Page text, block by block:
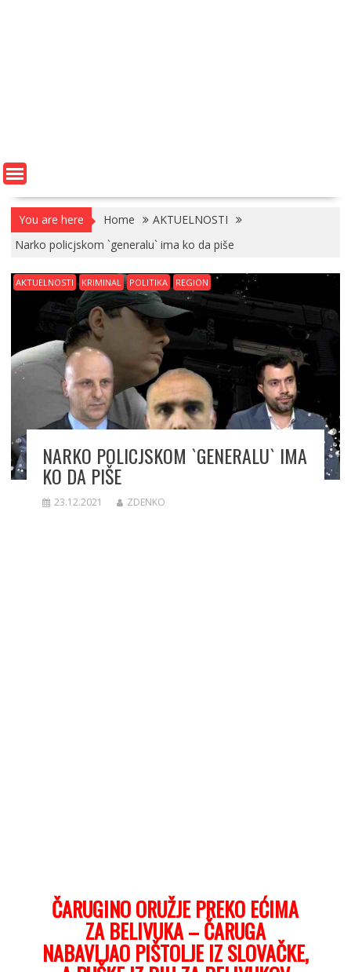
You are here Home
AKTUELNOSTI
Narko policjskom `generalu` ima ko da piše
AKTUELNOSTI KRIMINAL POLITIKA REGION
NARKO POLICJSKOM `GENERALU` IMA
KO DA PIŠE
23.12.2021 ZDENKO
ČARUGINO ORUŽJE PREKO EĆIMA
ZA BELIVUKA – ČARUGA
NABAVLJAO PIŠTOLJE IZ SLOVAČKE,